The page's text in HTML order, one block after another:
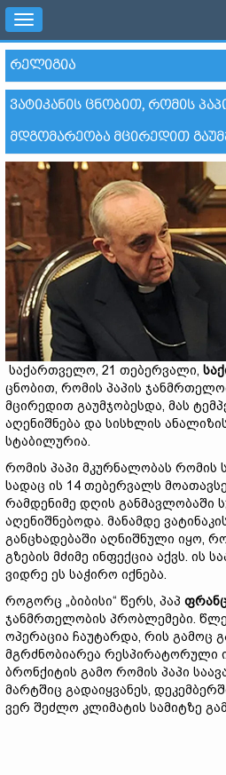
Toggle
navigation
ᲠᲔᲚᲘᲒᲘᲐ
ᲕᲐᲢᲘᲙᲐᲜᲘᲡ ᲪᲜᲝᲑᲘᲗ, ᲠᲝᲛᲘᲡ
ᲛᲓᲒᲝᲛᲐᲠᲔᲝᲑᲐ ᲛᲪᲘᲠᲔᲓᲘᲗ
საქართველო, 21 თებერვალი,
ცნობით, რომის პაპის
მცირედით გაუმჯობესდა, მას
აღენიშნება და სისხლის
სტაბილურია.
რომის პაპი მკურნალობას რომის
სადაც ის 14 თებერვალს
რამდენიმე დღის განმავლობაში
აღენიშნებოდა. მანამდე
განცხადებაში აღნიშნული იყო,
გზების მძიმე ინფექცია აქვს. ის
ვიდრე ეს საჭირო იქნება.
როგორც „ბიბისი“ წერს, პაპ
ჯანმრთელობის პრობლემები.
ოპერაცია ჩაუტარდა, რის გამოც
მგრძნობიარეა რესპირატორული
ბრონქიტის გამო რომის პაპი
მარტშიც გადაიყვანეს,
ვერ შეძლო კლიმატის სამიტზე